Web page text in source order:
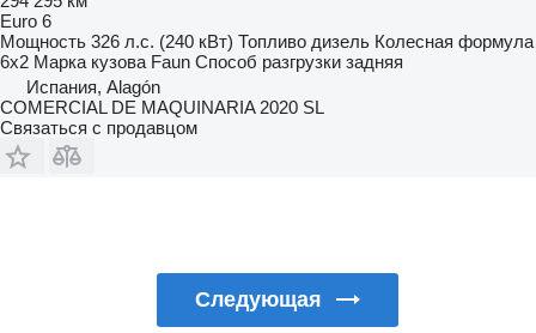
Euro 6
Мощность 326 л.с. (240 кВт) Топливо дизель Колесная формула
6x2 Марка кузова Faun Способ разгрузки задняя
Испания, Alagón
COMERCIAL DE MAQUINARIA 2020 SL
Связаться с продавцом
Следующая